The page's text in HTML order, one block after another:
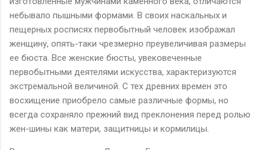
небывало пышными формами. В своих наскальных и
пещерных росписях первобытный человек изображал
женщину, опять-таки чрезмерно преувеличивая размеры
ее бюста. Все женские бюсты, увековеченные
первобытными деятелями искусства, характеризуются
экстремальной величиной. С тех древних времен это
восхищение приобрело самые различные формы, но
всегда сохраняло прежний вид преклонения перед ролью
жен-шины как матери, защитницы и кормилицы.